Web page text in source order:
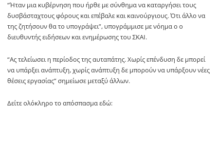
“Ήταν μια κυβέρνηση που ήρθε με σύνθημα να καταργήσει τους
δυσβάσταχτους φόρους και επέβαλε και καινούργιους. Ότι άλλο να
της ζητήσουν θα το υπογράψει”, υπογράμμισε με νόημα ο ο
διευθυντής ειδήσεων και ενημέρωσης του ΣΚΑΙ.
“Ας τελείωσει η περίοδος της αυταπάτης. Χωρίς επένδυση δε μπορεί
να υπάρξει ανάπτυξη, χωρίς ανάπτυξη δε μπορούν να υπάρξουν νέες
θέσεις εργασίας” σημείωσε μεταξύ άλλων.
Δείτε ολόκληρο το απόσπασμα εδώ: